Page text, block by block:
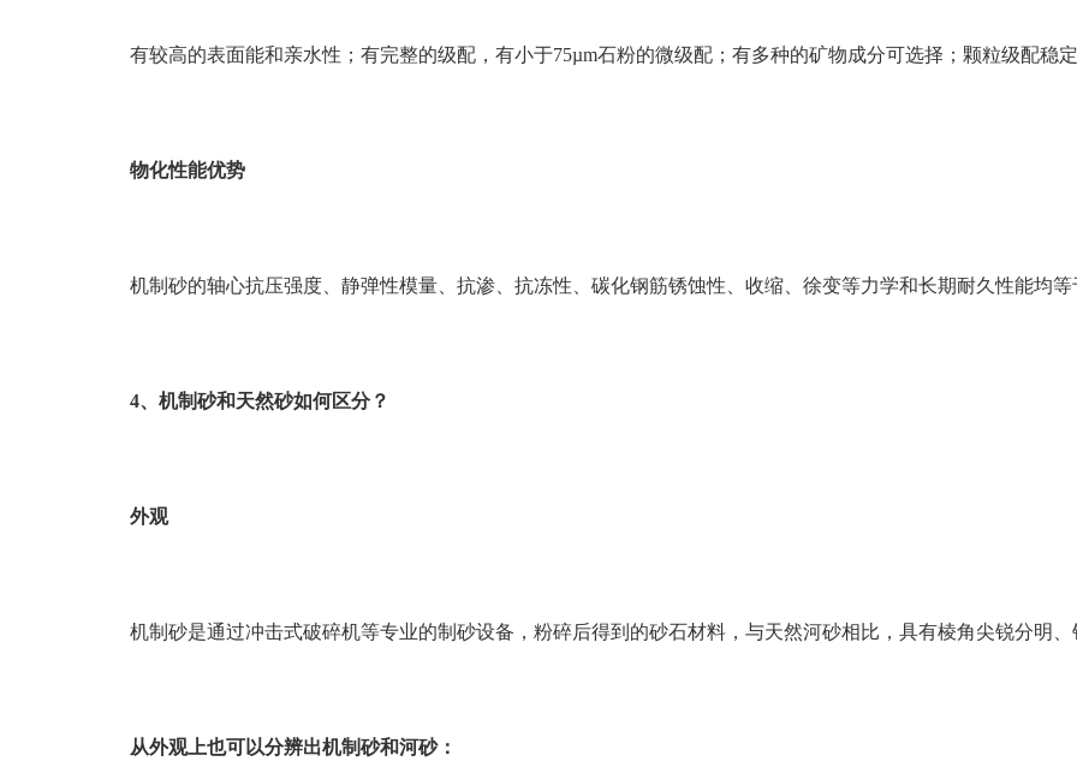
有较高的表面能和亲水性；有完整的级配，有小于75µm石粉的微级配；有多种的矿物成分可选择；颗粒级配稳
物化性能优势
机制砂的轴心抗压强度、静弹性模量、抗渗、抗冻性、碳化钢筋锈蚀性、收缩、徐变等力学和长期耐久性能均等
4、机制砂和天然砂如何区分？
外观
机制砂是通过冲击式破碎机等专业的制砂设备，粉碎后得到的砂石材料，与天然河砂相比，具有棱角尖锐分明、
从外观上也可以分辨出机制砂和河砂：